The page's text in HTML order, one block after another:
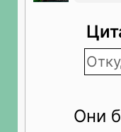
Они